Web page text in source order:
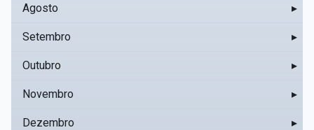
Agosto ▸
Setembro ▸
Outubro ▸
Novembro ▸
Dezembro ▸